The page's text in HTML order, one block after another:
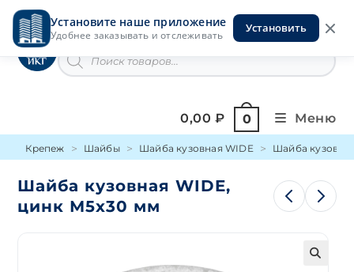
Установите наше приложение
Удобнее заказывать и отслеживать
Установить
Перейти
содержимомуИнструменты на Горской
товаров
0,00₽ 0 Меню
Крепеж Шайбы Шайба кузовная WIDE Шайба
Шайба кузовная WIDE,
цинк М5х30 мм